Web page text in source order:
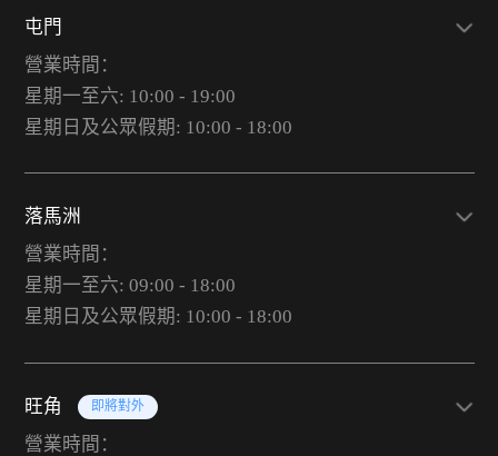
屯門
營業時間：
星期一至六: 10:00 - 19:00
星期日及公眾假期: 10:00 - 18:00
落馬洲
營業時間：
星期一至六: 09:00 - 18:00
星期日及公眾假期: 10:00 - 18:00
旺角 即將對外
營業時間：